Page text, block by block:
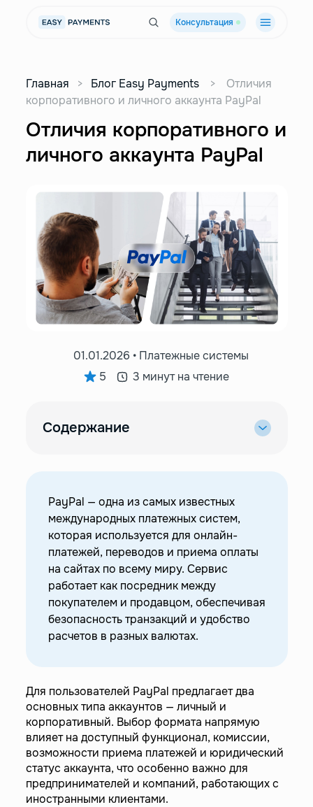
Консультация
Главная > Блог Easy Payments >
Отличия
корпоративного и личного аккаунта PayPal
Отличия корпоративного и
личного аккаунта PayPal
01.01.2026 • Платежные системы
5
3 минут на чтение
Содержание
PayPal
—Ограничения для россиян
—Как помогает Easy Payments
Как подключить PayPal бизнесу
PayPal — одна из самых известных
международных платежных систем,
которая используется для онлайн-
платежей, переводов и приема оплаты
на сайтах по всему миру. Сервис
работает как посредник между
покупателем и продавцом, обеспечивая
безопасность транзакций и удобство
расчетов в разных валютах.
Для пользователей PayPal предлагает два
основных типа аккаунтов — личный и
корпоративный. Выбор формата напрямую
влияет на доступный функционал, комиссии,
возможности приема платежей и юридический
статус аккаунта, что особенно важно для
предпринимателей и компаний, работающих с
иностранными клиентами.